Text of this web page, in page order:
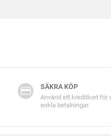
SÄKRA KÖP
Använd ett kreditkort för
enkla betalningar.